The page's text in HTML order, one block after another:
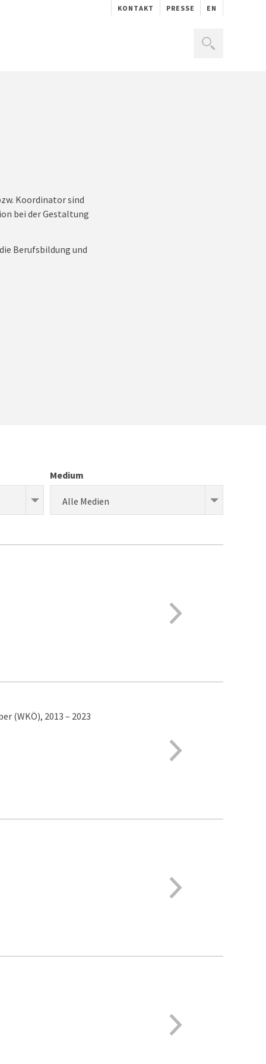
KONTAKT PRESSE EN
Koordinator sind
bei der Gestaltung
Berufsbildung und
Medium
Alle Medien
(WKÖ), 2013 – 2023